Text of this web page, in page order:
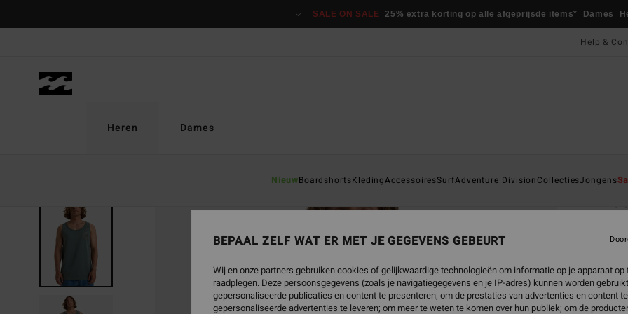
SALE ON SALE 25% extra korting op alle afgeprijsde items* Dames
Help &
Heren
NieuwBoardshortsKledingAccessoiresSurfAdventure DivisionCollectiesJongens
Dames
SALE
BEPAAL ZELF WAT ER MET JE GEGEVENS GEBEURT
Wij en onze partners gebruiken cookies of gelijkwaardige technologieën om informatie op je apparaat
raadplegen. Deze persoonsgegevens (zoals je navigatiegegevens en je IP-adres) kunnen worden
gepersonaliseerde publicaties en content te presenteren; om de prestaties van advertenties en content
gepersonaliseerde advertenties te leveren; om meer te weten te komen over hun publiek; om de